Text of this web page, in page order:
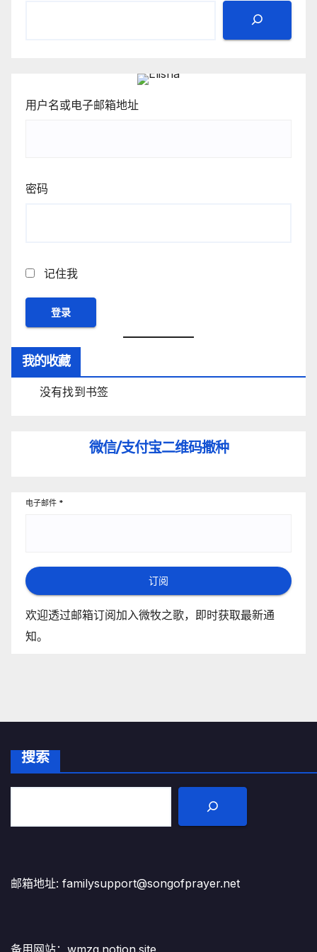
用户名或电子邮箱地址
密码
记住我
我的收藏
没有找到书签
微信/支付宝二维码撒种
电子邮件 *
订阅
欢迎透过邮箱订阅加入微牧之歌，即时获取最新通
知。
搜索
邮箱地址: familysupport@songofprayer.net
备用网站： wmzg.notion.site